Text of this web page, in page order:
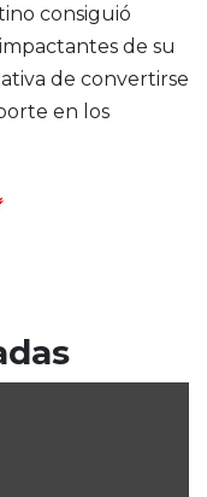
consiguió
de su
de convertirse
en los